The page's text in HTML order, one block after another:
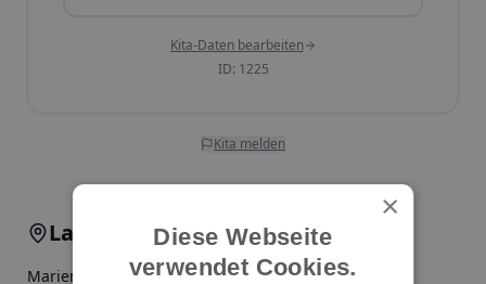
Kita-Daten bearbeiten
ID: 1225
Kita melden
Lage & Anfahrt
Mariendorfer Damm 444, 12107, Berlin, Buckow
×
Diese Webseite
verwendet Cookies.